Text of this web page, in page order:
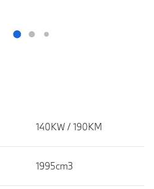
140KW / 190KM
1995cm3